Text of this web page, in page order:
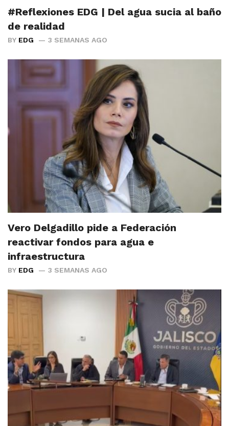
#Reflexiones EDG | Del agua sucia al baño
de realidad
BY EDG 3 SEMANAS AGO
Vero Delgadillo pide a Federación
reactivar fondos para agua e
infraestructura
BY EDG 3 SEMANAS AGO